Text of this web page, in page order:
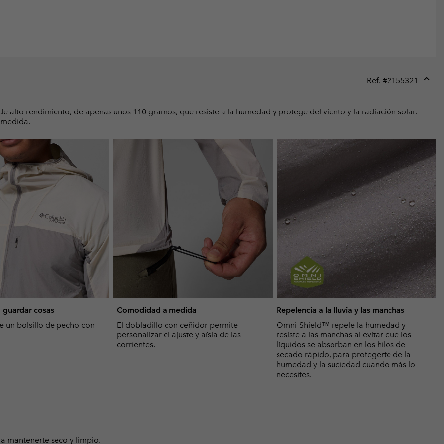
Ref. #2155321
alto rendimiento, de apenas unos 110 gramos, que resiste a la humedad y protege del viento y la radiación solar.
guardar cosas
un bolsillo de pecho con
Comodidad a medida
El dobladillo con ceñidor permite
personalizar el ajuste y aísla de las
corrientes.
Repelencia a la lluvia y las manchas
Omni-Shield™ repele la humedad y
resiste a las manchas al evitar que los
líquidos se absorban en los hilos de
secado rápido, para protegerte de la
humedad y la suciedad cuando más lo
necesites.
mantenerte seco y limpio.